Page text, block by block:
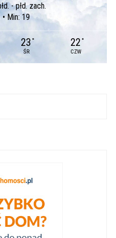
- płd. zach.
Min: 19
23 °
ŚR
22 °
CZW